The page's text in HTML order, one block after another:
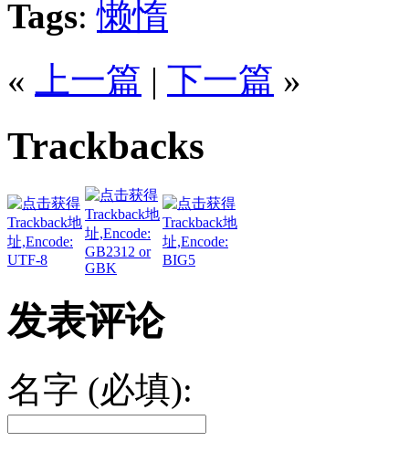
Tags:懒惰
«
上一篇 | 下一篇 »
Trackbacks
发表评论
名字 (必填):